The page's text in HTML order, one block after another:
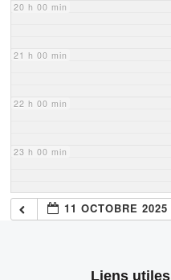
20 h 00 min
21 h 00 min
22 h 00 min
23 h 00 min
11 OCTOBRE 2025
Liens utiles